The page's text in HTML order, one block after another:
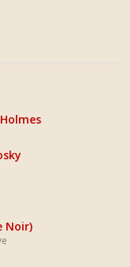
Noir)